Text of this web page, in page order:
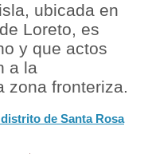
ubicada en
Loreto, es
y que actos
a la
zona fronteriza.
de Santa Rosa